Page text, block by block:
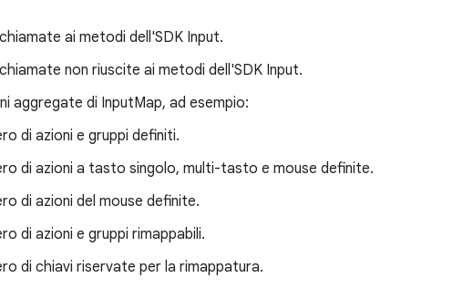
ai metodi dell'SDK Input.
non riuscite ai metodi dell'SDK Input.
aggregate di InputMap, ad esempio:
di azioni e gruppi definiti.
di azioni a tasto singolo, multi-tasto e mouse definite.
di azioni del mouse definite.
di azioni e gruppi rimappabili.
di chiavi riservate per la rimappatura.